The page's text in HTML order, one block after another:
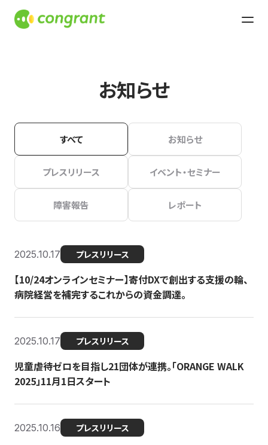
お知らせ
すべて お知らせ
プレスリリース イベント・セミナー
障害報告 レポート
2025.10.17 プレスリリース
【10/24オンラインセミナー】寄付DXで創出する支援の輪、
病院経営を補完するこれからの資金調達。
2025.10.17 プレスリリース
児童虐待ゼロを目指し21団体が連携。「ORANGE WALK
2025」11月1日スタート
2025.10.16 プレスリリース